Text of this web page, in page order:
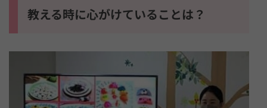
教える時に心がけていることは？